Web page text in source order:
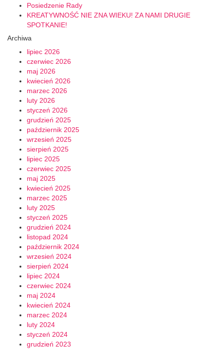
Posiedzenie Rady
KREATYWNOŚĆ NIE ZNA WIEKU! ZA NAMI DRUGIE
SPOTKANIE!
Archiwa
lipiec 2026
czerwiec 2026
maj 2026
kwiecień 2026
marzec 2026
luty 2026
styczeń 2026
grudzień 2025
październik 2025
wrzesień 2025
sierpień 2025
lipiec 2025
czerwiec 2025
maj 2025
kwiecień 2025
marzec 2025
luty 2025
styczeń 2025
grudzień 2024
listopad 2024
październik 2024
wrzesień 2024
sierpień 2024
lipiec 2024
czerwiec 2024
maj 2024
kwiecień 2024
marzec 2024
luty 2024
styczeń 2024
grudzień 2023